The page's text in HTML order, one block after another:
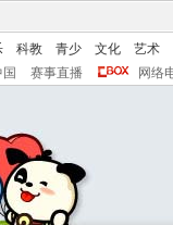
科教 青少 文化
艺术
赛事直播 网络